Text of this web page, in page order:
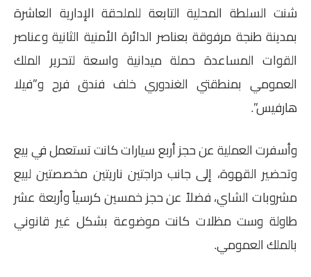
شنت السلطة المحلية التابعة للملحقة الإدارية العاشرة
بمدينة طنجة مرفوقة بعناصر الدائرة الأمنية الثانية وعناصر
القوات المساعدة حملة ميدانية واسعة لتحرير الملك
العمومي بمنطقتي الغندوري خلف فندق فرح و”فيلا
هارفيس”.
وأسفرت العملية عن حجز أربع سيارات كانت تستعمل في بيع
وتحضير القهوة، إلى جانب دراجتين ناريتين مخصصتين لبيع
مشروبات الشاي، فضلاً عن حجز خمسين كرسياً وأربعة عشر
طاولة وست مظلات كانت موضوعة بشكل غير قانوني
بالملك العمومي.